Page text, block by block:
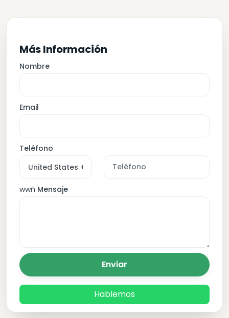
Más Información
Nombre
Email
Teléfono
wwñ Mensaje
Enviar
Hablemos